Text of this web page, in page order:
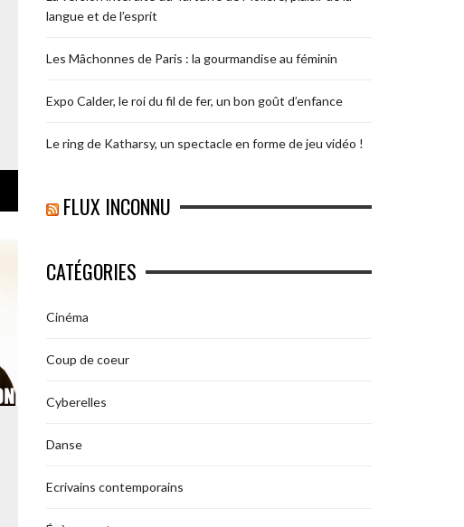
langue et de l’esprit
Les Mâchonnes de Paris : la gourmandise au féminin
Expo Calder, le roi du fil de fer, un bon goût d’enfance
Le ring de Katharsy, un spectacle en forme de jeu vidéo !
FLUX INCONNU
CATÉGORIES
Cinéma
Coup de coeur
Cyberelles
Danse
Ecrivains contemporains